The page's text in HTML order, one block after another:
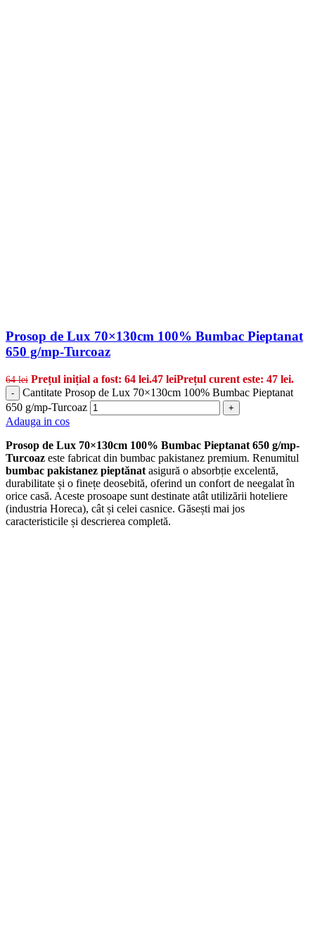
Prosop de Lux 70×130cm 100% Bumbac Pieptanat
650 g/mp-Turcoaz
64lei Prețul inițial a fost: 64 lei.47 leiPrețul curent este: 47 lei.
-
Cantitate Prosop de Lux 70×130cm 100% Bumbac Pieptanat
650 g/mp-Turcoaz
+
Adauga in cos
Prosop de Lux 70×130cm 100% Bumbac Pieptanat 650 g/mp-
Turcoaz este fabricat din bumbac pakistanez premium. Renumitul
bumbac pakistanez pieptănat asigură o absorbție excelentă,
durabilitate și o finețe deosebită, oferind un confort de neegalat în
orice casă. Aceste prosoape sunt destinate atât utilizării hoteliere
(industria Horeca), cât și celei casnice. Găsești mai jos
caracteristicile și descrierea completă.